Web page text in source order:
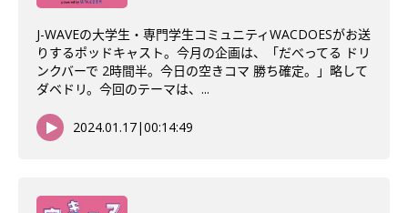
J-WAVEの大学生・専門学生コミュニティWACDOESがお送
りするポッドキャスト。今月の企画は、「だべってる ドリ
ンクバーで 2時間半。今日の空きコマ 勝ち確定。」略して
ダベドリ。今回のテーマは、...
2024.01.17|00:14:49